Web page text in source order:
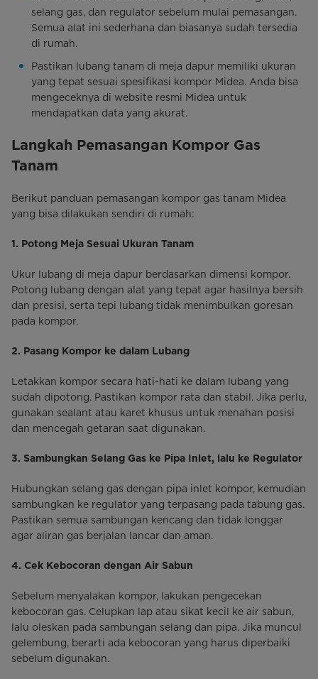
selang gas, dan regulator sebelum mulai pemasangan.
Semua alat ini sederhana dan biasanya sudah tersedia
di rumah.
Pastikan lubang tanam di meja dapur memiliki ukuran
yang tepat sesuai spesifikasi kompor Midea. Anda bisa
mengeceknya di website resmi Midea untuk
mendapatkan data yang akurat.
Langkah Pemasangan Kompor Gas
Tanam
Berikut panduan pemasangan kompor gas tanam Midea
yang bisa dilakukan sendiri di rumah:
1. Potong Meja Sesuai Ukuran Tanam
Ukur lubang di meja dapur berdasarkan dimensi kompor.
Potong lubang dengan alat yang tepat agar hasilnya bersih
dan presisi, serta tepi lubang tidak menimbulkan goresan
pada kompor.
2. Pasang Kompor ke dalam Lubang
Letakkan kompor secara hati-hati ke dalam lubang yang
sudah dipotong. Pastikan kompor rata dan stabil. Jika perlu,
gunakan sealant atau karet khusus untuk menahan posisi
dan mencegah getaran saat digunakan.
3. Sambungkan Selang Gas ke Pipa Inlet, lalu ke Regulator
Hubungkan selang gas dengan pipa inlet kompor, kemudian
sambungkan ke regulator yang terpasang pada tabung gas.
Pastikan semua sambungan kencang dan tidak longgar
agar aliran gas berjalan lancar dan aman.
4. Cek Kebocoran dengan Air Sabun
Sebelum menyalakan kompor, lakukan pengecekan
kebocoran gas. Celupkan lap atau sikat kecil ke air sabun,
lalu oleskan pada sambungan selang dan pipa. Jika muncul
gelembung, berarti ada kebocoran yang harus diperbaiki
sebelum digunakan.